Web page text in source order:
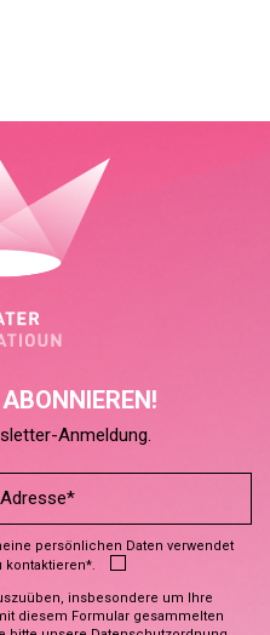
Anmeldung.
persönlichen Daten verwendet
kontaktieren*.
insbesondere um Ihre
diesem Formular gesammelten